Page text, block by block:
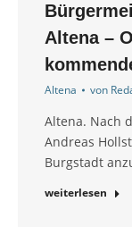
Altena –
Altena von
Altena. Nach
Andreas
Burgstadt
weiterlesen